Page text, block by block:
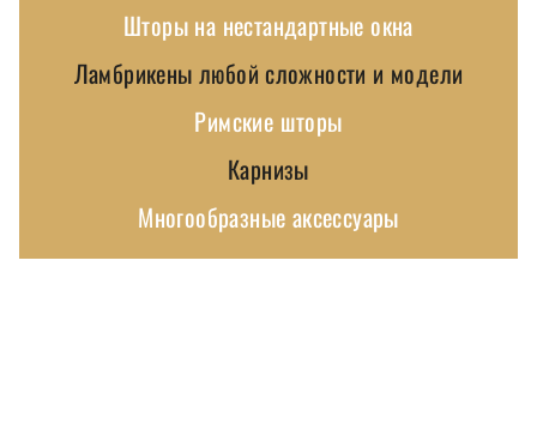
Шторы на нестандартные окна
Ламбрикены любой сложности и модели
Римские шторы
Карнизы
Многообразные аксессуары